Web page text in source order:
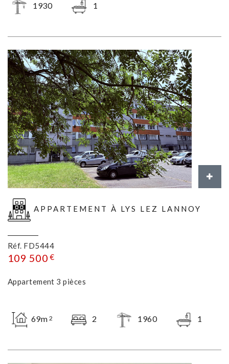
1930 1
APPARTEMENT À LYS LEZ LANNOY
Réf. FD5444
109 500 €
Appartement 3 pièces
69m 2 2 1960 1